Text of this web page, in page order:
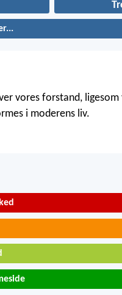
vores forstand,
i moderens liv.